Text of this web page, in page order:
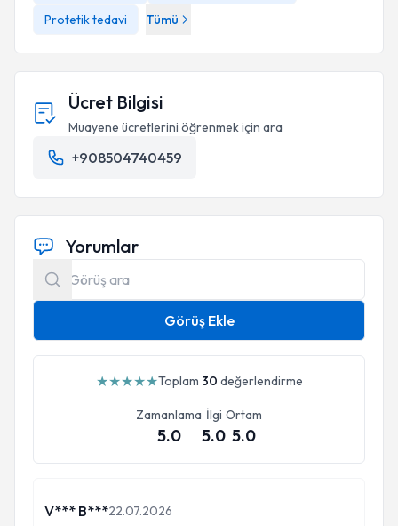
Protetik tedavi
Tümü
Ücret Bilgisi
Muayene ücretlerini öğrenmek için ara
+908504740459
Yorumlar
Görüş Ekle
★★★★★Toplam 30 değerlendirme
Zamanlama
5.0
İlgi
5.0
Ortam
5.0
V*** B***22.07.2026